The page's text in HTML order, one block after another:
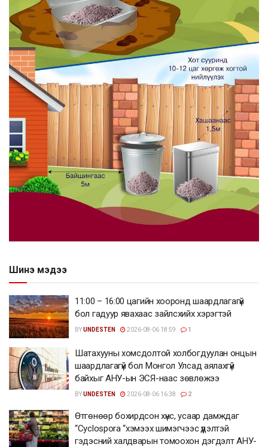
Шинэ мэдээ
11:00 – 16:00 цагийн хооронд шаардлагагүй
бол гадуур явахаас зайлсхийх хэрэгтэй
BYUNDESTEN 2026-08-06 18:59 1
Шатахууны хомсдолтой холбогдуулан онцын
шаардлагагүй бол Монгол Улсад аялахгүй
байхыг АНУ-ын ЭСЯ-наас зөвлөжээ
BYUNDESTEN 2026-08-06 16:38 2
Өтгөнөөр бохирдсон хүнс, усаар дамждаг
“Cyclospora “хэмээх шимэгчээс үүдэлтэй
гэдэсний халдварын томоохон дэгдэлт АНУ-